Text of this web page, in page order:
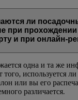
ли
при прохождении
и при онлайн-
одна и та же
того, используется
или вы его
различается.